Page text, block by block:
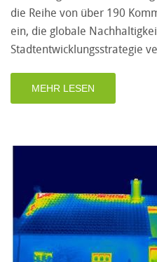
die Reihe von über 190
ein, die globale
Stadtentwicklungsstrategie
MEHR LESEN